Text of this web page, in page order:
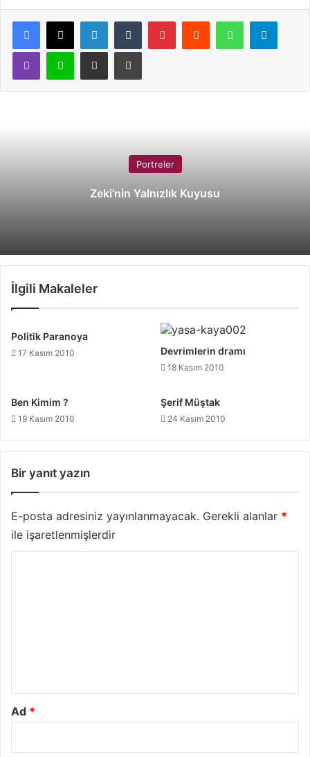
WhatsApp
Portreler
Zeki’nin Yalnızlık Kuyusu
İlgili Makaleler
Politik Paranoya
17 Kasım 2010 Devrimlerin dramı
18 Kasım 2010
Ben Kimim ?
19 Kasım 2010
Şerif Müştak
24 Kasım 2010
Bir yanıt yazın
E-posta adresiniz yayınlanmayacak. Gerekli alanlar *
ile işaretlenmişlerdir
Ad *